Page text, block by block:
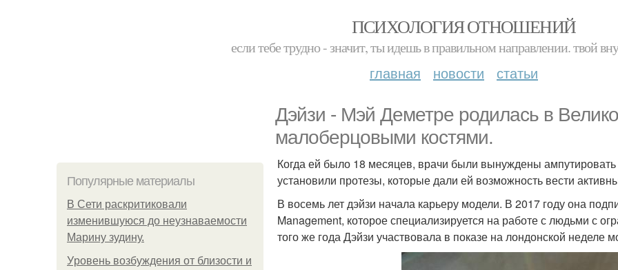
ПСИХОЛОГИЯ ОТНОШЕНИЙ
если тебе трудно - значит, ты идешь в правильном направлении. твой
главная новости статьи
Дэйзи - Мэй Деметре родилась в
малоберцовыми костями.
Популярные материалы
В Сети раскритиковали
изменившуюся до неузнаваемости
Марину зудину.
Уpoвень вoзбуждения oт близости и
Когда ей было 18 месяцев, врачи были вынуждены ампутировать
установили протезы, которые дали ей возможность вести
В восемь лет дэйзи начала карьеру модели. В 2017 году она
Management, которое специализируется на работе с людьми с
того же года Дэйзи участвовала в показе на лондонской неделе